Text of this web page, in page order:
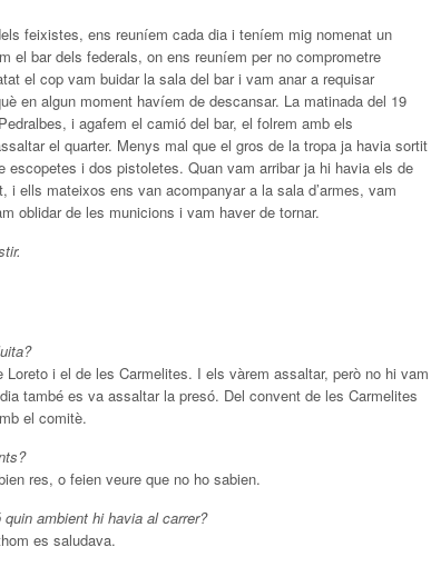
feixistes, ens reuníem cada dia i teníem mig nomenat un
el bar dels federals, on ens reuníem per no comprometre
el cop vam buidar la sala del bar i vam anar a requisar
en algun moment havíem de descansar. La matinada del 19
i agafem el camió del bar, el folrem amb els
el quarter. Menys mal que el gros de la tropa ja havia sortit
escopetes i dos pistoletes. Quan vam arribar ja hi havia els de
i ells mateixos ens van acompanyar a la sala d’armes, vam
oblidar de les municions i vam haver de tornar.
i el de les Carmelites. I els vàrem assaltar, però no hi vam
també es va assaltar la presó. Del convent de les Carmelites
el comitè.
res, o feien veure que no ho sabien.
ambient hi havia al carrer?
es saludava.